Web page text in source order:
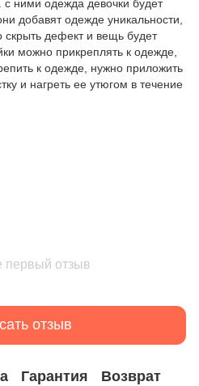
ними одежда девочки будет
добавят одежде уникальности,
дефект и вещь будет
можно прикреплять к одежде,
к одежде, нужно приложить
и нагреть ее утюгом в течение
первый отзыв
отзыв
Гарантия Возврат